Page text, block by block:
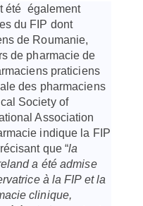
été également
du FIP dont
de Roumanie,
de pharmacie de
praticiens
des pharmaciens
Society of
Association
indique la FIP
que “la
a été admise
à la FIP et la
clinique,